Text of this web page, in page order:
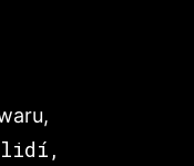
lidí,